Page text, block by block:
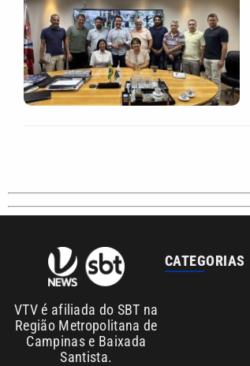
VTV é afiliada do SBT na
Região Metropolitana de
Campinas e Baixada
Santista.
CATEGORIAS